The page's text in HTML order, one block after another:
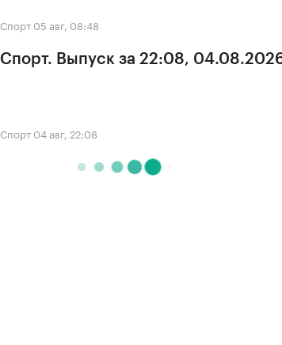
Спорт 05 авг, 08:48
Спорт. Выпуск за 22:08,
Спорт 04 авг, 22:08